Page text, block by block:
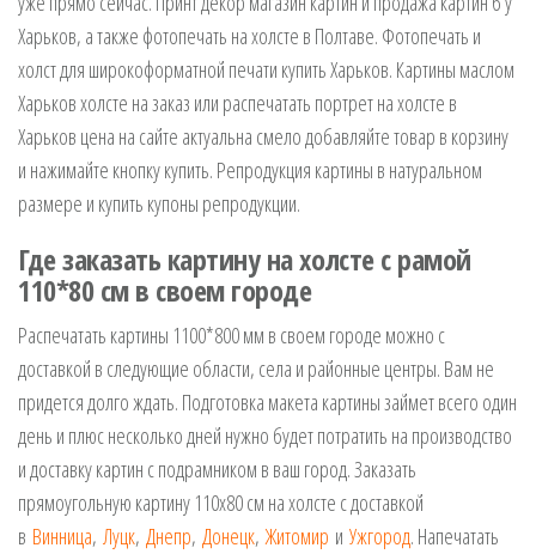
Харьков, а также фотопечать на холсте в Полтаве. Фотопечать и
холст для широкоформатной печати купить Харьков. Картины маслом
Харьков холсте на заказ или распечатать портрет на холсте в
Харьков цена на сайте актуальна смело добавляйте товар в корзину
и нажимайте кнопку купить. Репродукция картины в натуральном
размере и купить купоны репродукции.
Где заказать картину на холсте с рамой
110*80 см в своем городе
Распечатать картины 1100*800 мм в своем городе можно с
доставкой в следующие области, села и районные центры. Вам не
придется долго ждать. Подготовка макета картины займет всего один
день и плюс несколько дней нужно будет потратить на производство
и доставку картин с подрамником в ваш город. Заказать
прямоугольную картину 110х80 см на холсте с доставкой
в Винница, Луцк, Днепр, Донецк,Житомир и Ужгород. Напечатать